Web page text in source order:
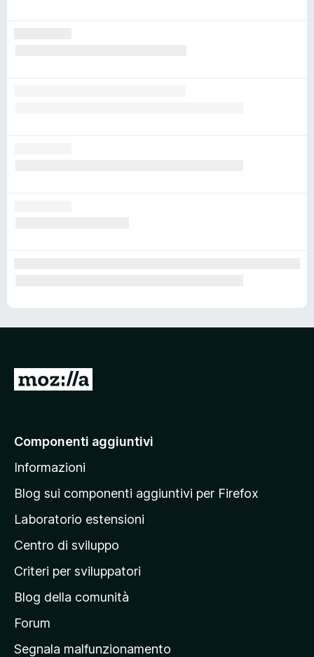
V
a
l
a
a
g
i
a
p
r
Componenti aggiuntivi
Informazioni
Blog sui componenti aggiuntivi per Firefox
Laboratorio estensioni
Centro di sviluppo
Criteri per sviluppatori
Blog della comunità
Forum
Segnala malfunzionamento